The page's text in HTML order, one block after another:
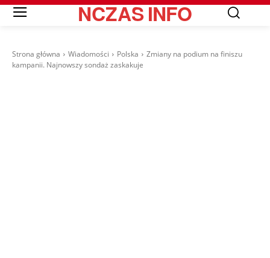
NCZASINFO
Strona główna Wiadomości Polska
Zmiany na podium na finiszu
kampanii. Najnowszy sondaż zaskakuje